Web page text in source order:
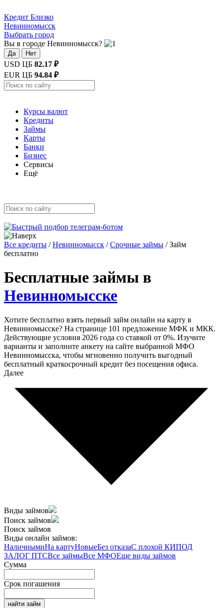
Кредит Близко
Невинномысск
Выбрать город
Вы в городе Невинномысск?
Да Нет
USD ЦБ 82.17 ₽
EUR ЦБ 94.84 ₽
Курсы валют
Кредиты
Займы
Карты
Банки
Бизнес
Сервисы
Ещё
Все кредиты /Невинномысск /Срочные займы /Займ
бесплатно
Бесплатные займы в
Невинномысске
Хотите бесплатно взять первый займ онлайн на карту в
Невинномысске? На странице 101 предложение МФК и МКК.
Действующие условия 2026 года со ставкой от 0%. Изучите
варианты и заполните анкету на сайте выбранной МФО
Невинномысска, чтобы мгновенно получить выгодный
бесплатный краткосрочный кредит без посещения офиса.
Далее
Виды займов
Поиск займов
Поиск займов
Виды онлайн займов:
НаличнымиНа картуНовыеБез отказаС плохой КИПОД
ЗАЛОГ ПТСВсе займыВсе МФОЕще виды займов
Сумма
Срок погашения
найти займ